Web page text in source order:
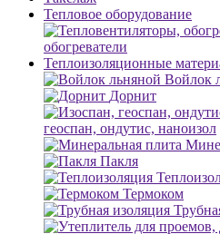
Тепловое оборудование
обогреватели
Теплоизоляционные
Войлок
Дорнит
геоспан, ондутис, наноизол
Пакля
Термоком